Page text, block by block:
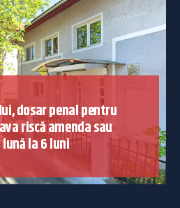
dosar penal pentru
riscă amenda sau
la 6 luni